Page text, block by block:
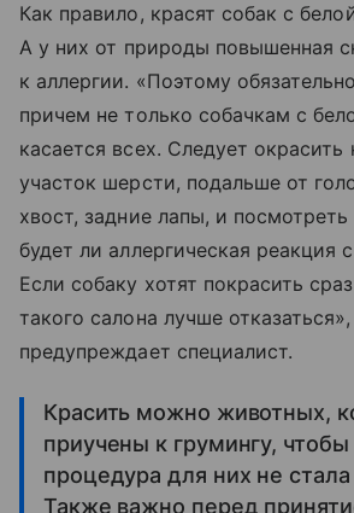
Как правило, красят собак с
А у них от природы повышенная
к аллергии. «Поэтому
причем не только собачкам с
касается всех. Следует
участок шерсти, подальше от
хвост, задние лапы, и посмотреть
будет ли аллергическая реакция
Если собаку хотят покрасить
такого салона лучше
предупреждает специалист.
Красить можно животных,
приучены к грумингу,
процедура для них не
Также важно перед